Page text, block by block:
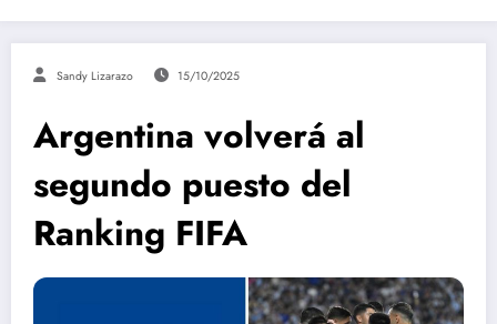
Sandy Lizarazo 15/10/2025
Argentina volverá al
segundo puesto del
Ranking FIFA